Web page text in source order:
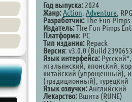
Год выпуска: 2024
Жанр:Action, Adventure,
Разработчик:The Fun Pimps
Издатель:The Fun Pimps
Платформа: PC
Тип издания: Repack
Версия: v3.0.0 (Build
Язык интерфейса:
итальянский, японский,
китайский (упрощенный),
(традиционный), турецкий
Язык озвучки:Английский
Лекарство: Вшита (RUNE)